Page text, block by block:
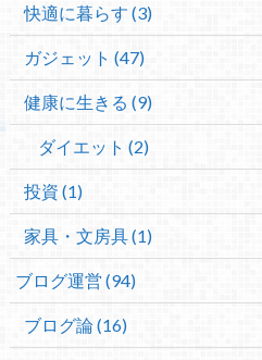
快適に暮らす (3)
ガジェット (47)
健康に生きる (9)
ダイエット (2)
投資 (1)
家具・文房具 (1)
ブログ運営 (94)
ブログ論 (16)